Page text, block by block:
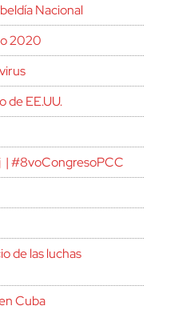
Nacional
2020
de EE.UU.
| #8voCongresoPCC
de las luchas
Cuba